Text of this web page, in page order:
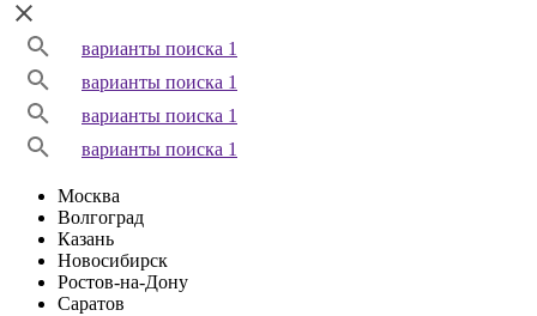
варианты поиска 1
варианты поиска 1
варианты поиска 1
варианты поиска 1
Москва
Волгоград
Казань
Новосибирск
Ростов-на-Дону
Саратов